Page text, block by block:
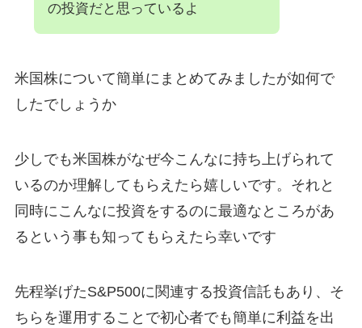
の投資だと思っているよ
米国株について簡単にまとめてみましたが如何で
したでしょうか
少しでも米国株がなぜ今こんなに持ち上げられて
いるのか理解してもらえたら嬉しいです。それと
同時にこんなに投資をするのに最適なところがあ
るという事も知ってもらえたら幸いです
先程挙げたS&P500に関連する投資信託もあり、そ
ちらを運用することで初心者でも簡単に利益を出